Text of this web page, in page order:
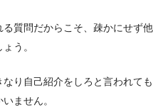
質問だからこそ、疎かにせず
う。
なり自己紹介をしろと言われて
ません。